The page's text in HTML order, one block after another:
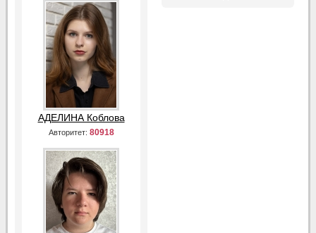
АДЕЛИНА Коблова
Авторитет: 80918